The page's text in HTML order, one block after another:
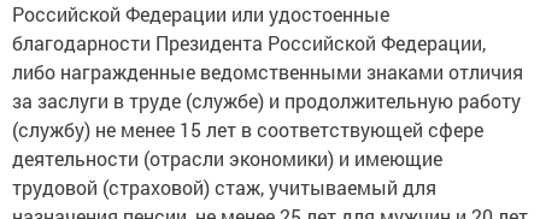
Российской Федерации или удостоенные
благодарности Президента Российской Федерации,
либо награжденные ведомственными знаками отличия
за заслуги в труде (службе) и продолжительную работу
(службу) не менее 15 лет в соответствующей сфере
деятельности (отрасли экономики) и имеющие
трудовой (страховой) стаж, учитываемый для